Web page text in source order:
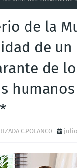
de la
de un
de
C.POLANCO julio